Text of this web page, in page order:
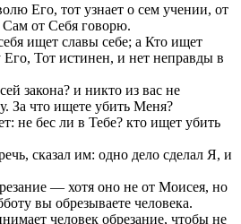
Его, тот узнает о сем учении, от
от Себя говорю.
ищет славы себе; а Кто ищет
Тот истинен, и нет неправды в
закона? и никто из вас не
За что ищете убить Меня?
не бес ли в Тебе? кто ищет убить
сказал им: одно дело сделал Я, и
— хотя оно не от Моисея, но
вы обрезываете человека.
человек обрезание, чтобы не